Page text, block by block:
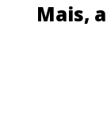
Mais,